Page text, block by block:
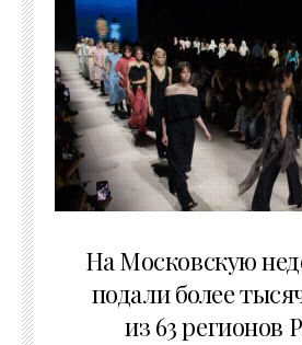
На Московскую
подали более
из 63 регионов